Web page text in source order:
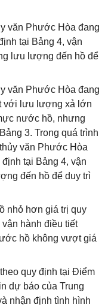
văn Phước Hòa đang
tại Bảng 4, vận
lưu lượng đến hồ để
văn Phước Hòa đang
với lưu lượng xả lớn
nước hồ, nhưng
3. Trong quá trình
văn Phước Hòa
tại Bảng 4, vận
đến hồ để duy trì
nhỏ hơn giá trị quy
hành điều tiết
hồ không vượt giá
quy định tại Điểm
dự báo của Trung
nhận định tình hình